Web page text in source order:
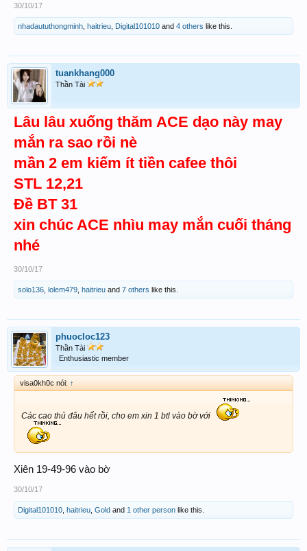
30/10/17
nhadaututhongminh haitrieu Digital101010 and 4 others like this.
tuankhang000
Thần Tài
Lâu lâu xuống thăm ACE dạo này may
mắn ra sao rồi nè
mần 2 em kiếm ít tiền cafee thôi
STL 12,21
Đề BT 31
xin chúc ACE nhìu may mắn cuối tháng
nhé
30/10/17
solo136 lolem479 haitrieu and 7 others like this.
phuocloc123
Thần Tài
Enthusiastic member
visa0kh0c nói: ↑
Các cao thủ đâu hết rồi, cho em xin 1 btl vào bờ với
Xiên 19-49-96 vào bờ
30/10/17
Digital101010 haitrieu Gold and 1 other person like this.